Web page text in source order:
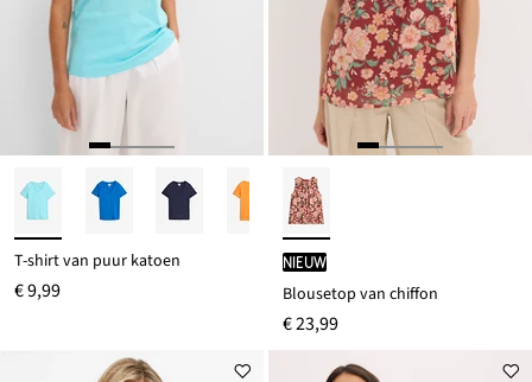
T-shirt van puur katoen
€ 9,99
Nieuw
Blousetop van chiffon
€ 23,99